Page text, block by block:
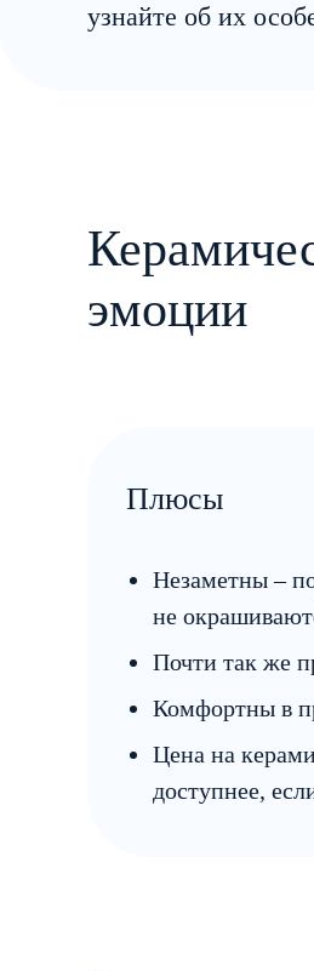
узнайте об их
эмоции
Плюсы
Незаметны –
не
Почти так же
Комфортны в
Цена на
доступнее,